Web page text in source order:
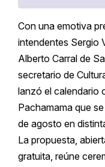
Con una emotiva
intendentes Sergio
Alberto Carral de
secretario de
lanzó el calendario
Pachamama que
de agosto en
La propuesta,
gratuita, reúne